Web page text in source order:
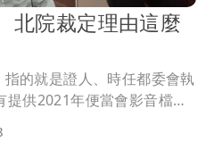
院裁定理由這麼
的就是證人、時任都委會執
提供2021年便當會影音檔